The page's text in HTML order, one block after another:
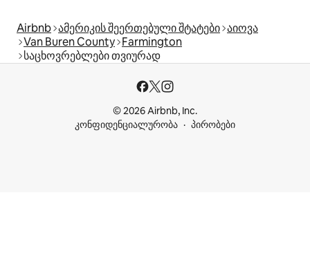
Airbnb ამერიკის შეერთებული შტატები აიოვა
Van Buren County Farmington
საცხოვრებლები თვიურად
© 2026 Airbnb, Inc.
კონფიდენციალურობა
პირობები